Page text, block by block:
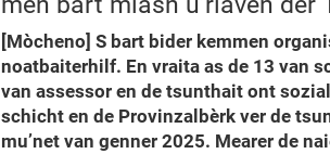
[Mòcheno] S bart bider kemmen
noatbaiterhilf. En vraita as de 13 van
van assessor en de tsunthait ont
schicht en de Provinzalbèrk ver de
mu’net van genner 2025. Mearer de